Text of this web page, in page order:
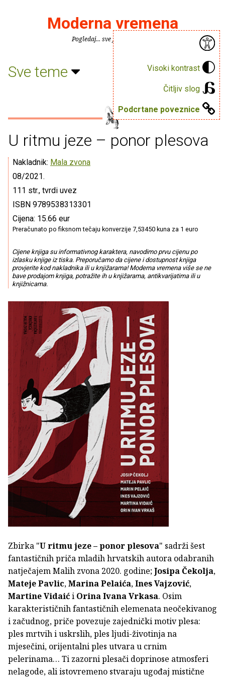
Visoki kontrast
Čitljiv slog
Podcrtane poveznice
Moderna vremena
Pogledaj... sve je puno knjiga.
Sve teme
U ritmu jeze – ponor plesova
Nakladnik: Mala zvona
08/2021.
111 str., tvrdi uvez
ISBN 9789538313301
Cijena: 15.66 eur
Preračunato po fiksnom tečaju konverzije 7,53450 kuna za 1 euro
Cijene knjiga su informativnog karaktera, navodimo prvu cijenu po
izlasku knjige iz tiska. Preporučamo da cijene i dostupnost knjiga
provjerite kod nakladnika ili u knjižarama! Moderna vremena više se ne
bave prodajom knjiga, potražite ih u knjižarama, antikvarijatima ili u
knjižnicama.
Zbirka "U ritmu jeze – ponor plesova" sadrži šest
fantastičnih priča mladih hrvatskih autora odabranih
natječajem Malih zvona 2020. godine;Josipa Čekolja,
Mateje Pavlic,Marina Pelaića,Ines Vajzović,
Martine Vidaići Orina Ivana Vrkasa. Osim
karakterističnih fantastičnih elemenata neočekivanog
i začudnog, priče povezuje zajednički motiv plesa:
ples mrtvih i uskrslih, ples ljudi-životinja na
mjesečini, orijentalni ples utvara u crnim
pelerinama… Ti zazorni plesači doprinose atmosferi
nelagode, ali istovremeno stvaraju ugođaj mistične